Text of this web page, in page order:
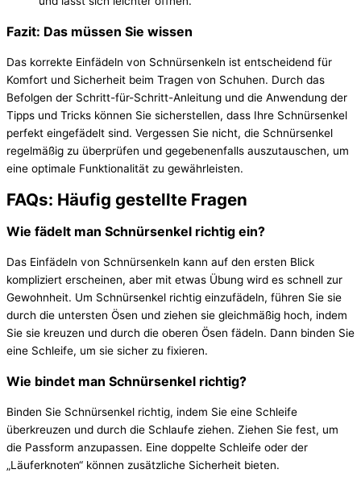
Fazit: Das müssen Sie wissen
Das korrekte Einfädeln von Schnürsenkeln ist entscheidend für
Komfort und Sicherheit beim Tragen von Schuhen. Durch das
Befolgen der Schritt-für-Schritt-Anleitung und die Anwendung der
Tipps und Tricks können Sie sicherstellen, dass Ihre Schnürsenkel
perfekt eingefädelt sind. Vergessen Sie nicht, die Schnürsenkel
regelmäßig zu überprüfen und gegebenenfalls auszutauschen, um
eine optimale Funktionalität zu gewährleisten.
FAQs: Häufig gestellte Fragen
Wie fädelt man Schnürsenkel richtig ein?
Das Einfädeln von Schnürsenkeln kann auf den ersten Blick
kompliziert erscheinen, aber mit etwas Übung wird es schnell zur
Gewohnheit. Um Schnürsenkel richtig einzufädeln, führen Sie sie
durch die untersten Ösen und ziehen sie gleichmäßig hoch, indem
Sie sie kreuzen und durch die oberen Ösen fädeln. Dann binden Sie
eine Schleife, um sie sicher zu fixieren.
Wie bindet man Schnürsenkel richtig?
Binden Sie Schnürsenkel richtig, indem Sie eine Schleife
überkreuzen und durch die Schlaufe ziehen. Ziehen Sie fest, um
die Passform anzupassen. Eine doppelte Schleife oder der
„Läuferknoten“ können zusätzliche Sicherheit bieten.